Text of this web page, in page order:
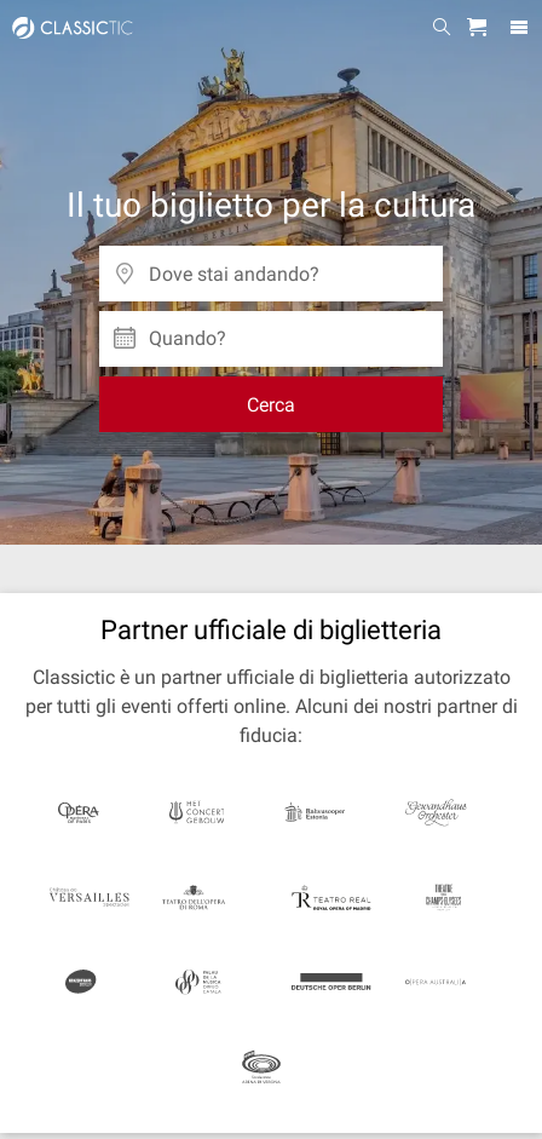
Il tuo biglietto per la cultura
Quando?
Cerca
Partner ufficiale di biglietteria
Classictic è un partner ufficiale di biglietteria autorizzato
per tutti gli eventi offerti online. Alcuni dei nostri partner di
fiducia: